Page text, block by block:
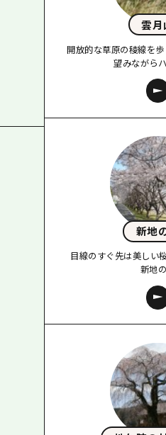
雲月
開放的な草原の稜線を歩
望みながら
新地
目線のすぐ先は美しい
新地